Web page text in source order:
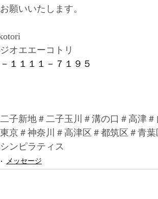
願いいたします。
オエエーコトリ
１１１１－７１９５
子新地＃二子玉川＃溝の口＃高津
京＃神奈川＃高津区＃都筑区＃青
ンピラティス
メッセージ